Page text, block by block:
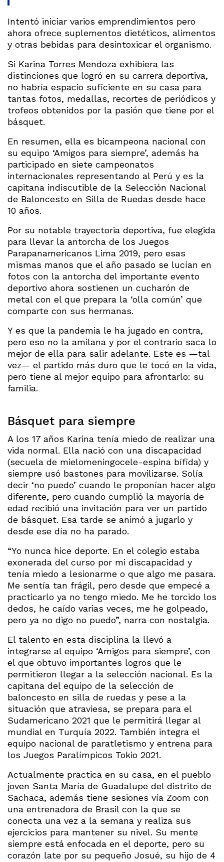
Intentó iniciar varios emprendimientos pero
ahora ofrece suplementos dietéticos, alimentos
y otras bebidas para desintoxicar el organismo.
Si Karina Torres Mendoza exhibiera las
distinciones que logró en su carrera deportiva,
no habría espacio suficiente en su casa para
tantas fotos, medallas, recortes de periódicos y
trofeos obtenidos por la pasión que tiene por el
básquet.
En resumen, ella es bicampeona nacional con
su equipo ‘Amigos para siempre’, además ha
participado en siete campeonatos
internacionales representando al Perú y es la
capitana indiscutible de la Selección Nacional
de Baloncesto en Silla de Ruedas desde hace
10 años.
Por su notable trayectoria deportiva, fue elegida
para llevar la antorcha de los Juegos
Parapanamericanos Lima 2019, pero esas
mismas manos que el año pasado se lucían en
fotos con la antorcha del importante evento
deportivo ahora sostienen un cucharón de
metal con el que prepara la ‘olla común’ que
comparte con sus hermanas.
Y es que la pandemia le ha jugado en contra,
pero eso no la amilana y por el contrario saca lo
mejor de ella para salir adelante. Este es —tal
vez— el partido más duro que le tocó en la vida,
pero tiene al mejor equipo para afrontarlo: su
familia.
Básquet para siempre
A los 17 años Karina tenía miedo de realizar una
vida normal. Ella nació con una discapacidad
(secuela de mielomeningocele-espina bífida) y
siempre usó bastones para movilizarse. Solía
decir ‘no puedo’ cuando le proponían hacer algo
diferente, pero cuando cumplió la mayoría de
edad recibió una invitación para ver un partido
de básquet. Esa tarde se animó a jugarlo y
desde ese día no ha parado.
“Yo nunca hice deporte. En el colegio estaba
exonerada del curso por mi discapacidad y
tenía miedo a lesionarme o que algo me pasara.
Me sentía tan frágil, pero desde que empecé a
practicarlo ya no tengo miedo. Me he torcido los
dedos, he caído varias veces, me he golpeado,
pero ya no digo no puedo”, narra con nostalgia.
El talento en esta disciplina la llevó a
integrarse al equipo ‘Amigos para siempre’, con
el que obtuvo importantes logros que le
permitieron llegar a la selección nacional. Es la
capitana del equipo de la selección de
baloncesto en silla de ruedas y pese a la
situación que atraviesa, se prepara para el
Sudamericano 2021 que le permitirá llegar al
mundial en Turquía 2022. También integra el
equipo nacional de paratletismo y entrena para
los Juegos Paralímpicos Tokio 2021.
Actualmente practica en su casa, en el pueblo
joven Santa María de Guadalupe del distrito de
Sachaca, además tiene sesiones vía Zoom con
una entrenadora de Brasil con la que se
conecta una vez a la semana y realiza sus
ejercicios para mantener su nivel. Su mente
siempre está enfocada en el deporte, pero su
corazón late por su pequeño Josué, su hijo de 4